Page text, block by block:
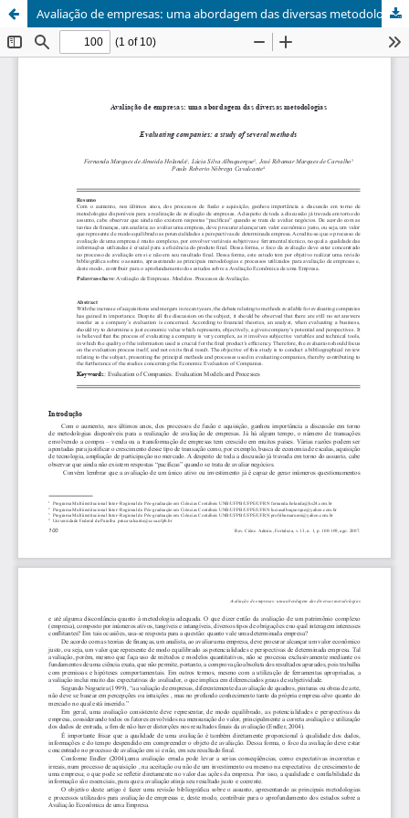
Avaliação de empresas: uma abordagem das diversas metodologias